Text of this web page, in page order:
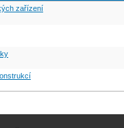
zařízení